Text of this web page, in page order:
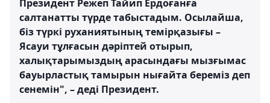
Президент Режеп Тайип Ердоғанға
салтанатты түрде табыстадым. Осылайша,
біз түркі руханиятының темірқазығы –
Ясауи тұлғасын дәріптей отырып,
халықтарымыздың арасындағы мызғымас
бауырластық тамырын нығайта береміз деп
сенемін", – деді Президент.